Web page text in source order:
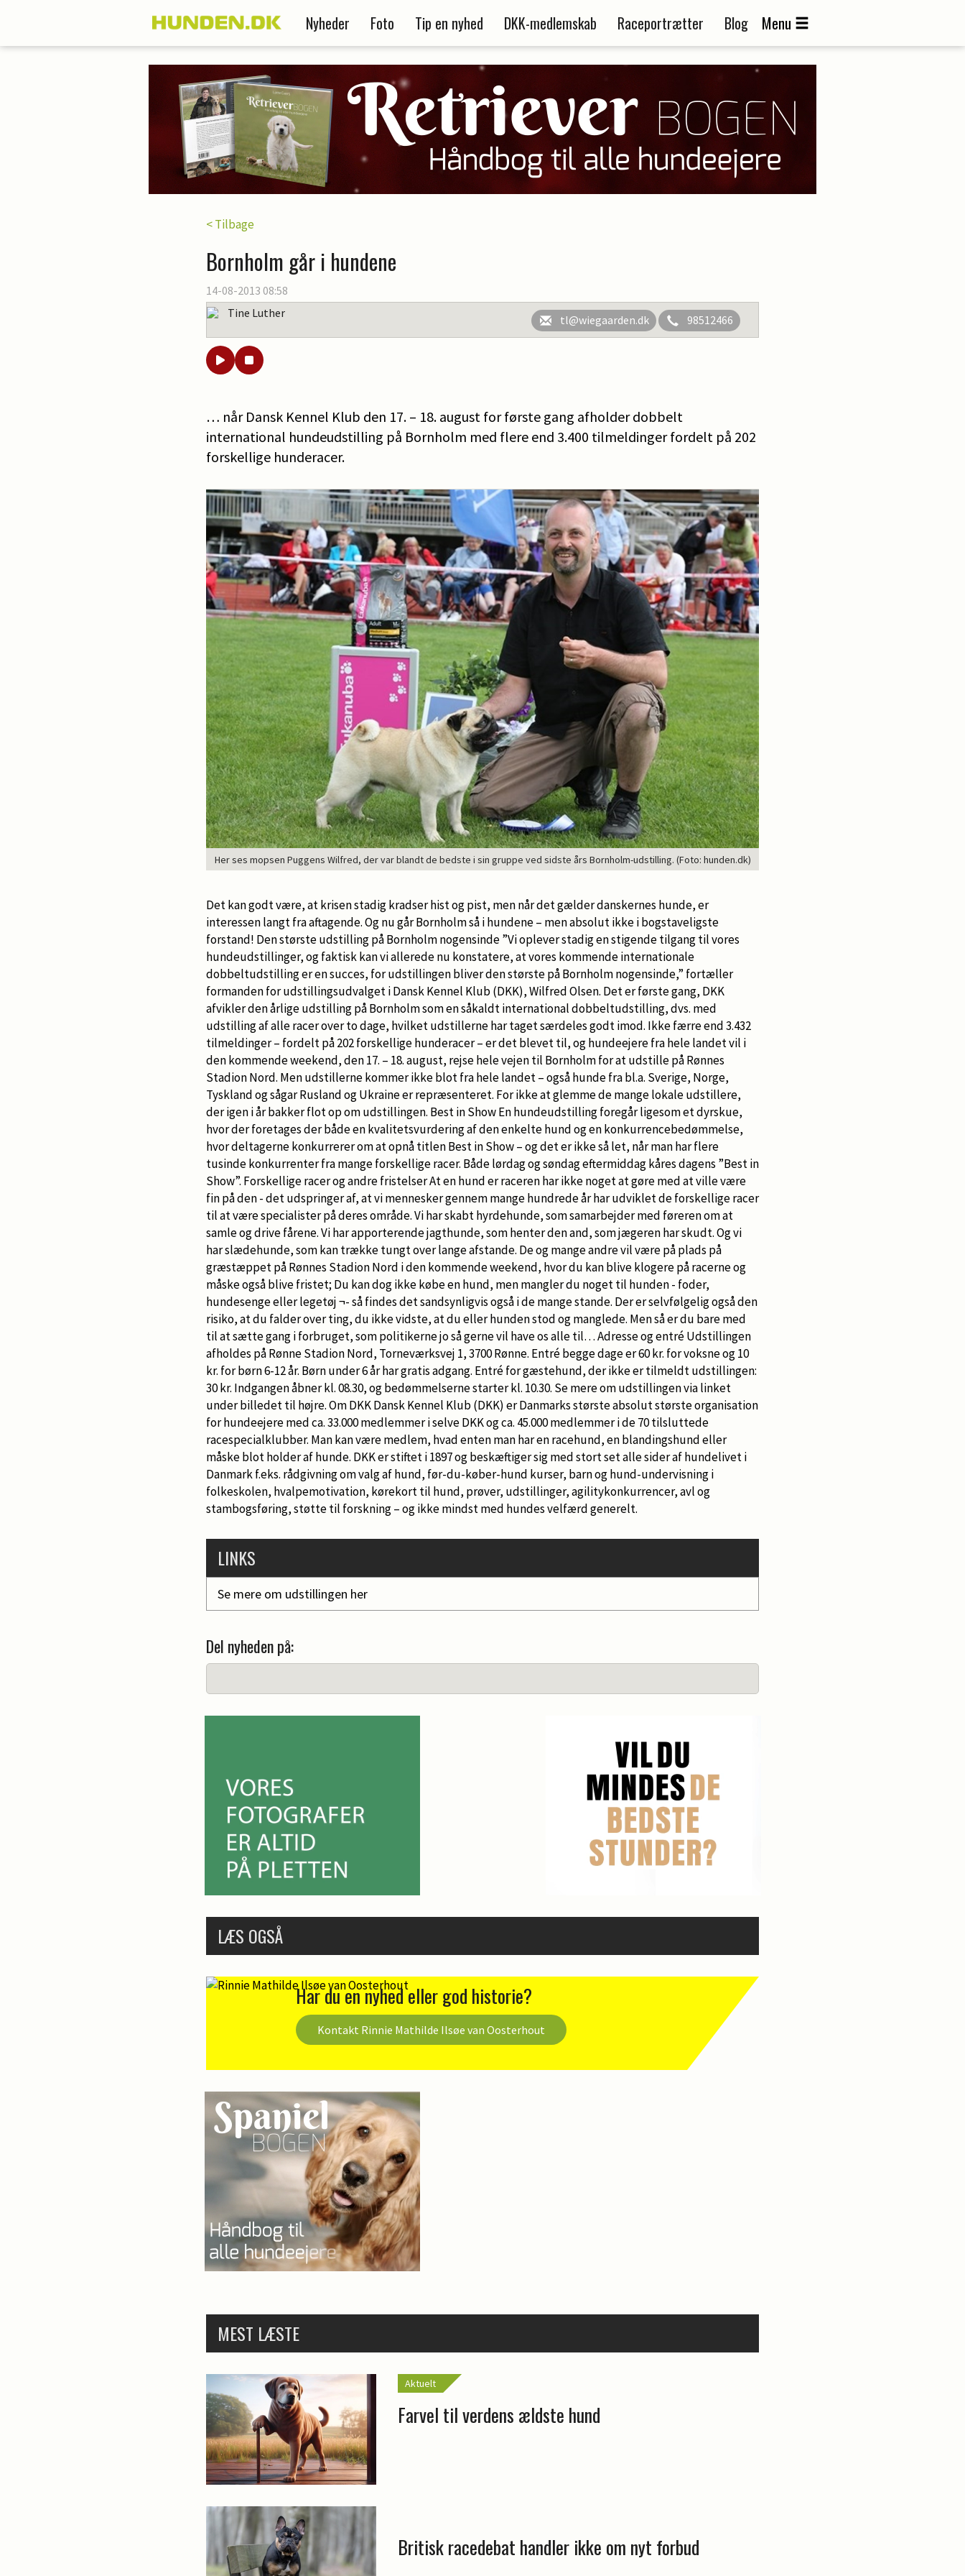
Nyheder Foto Tip en nyhed DKK-medlemskab Raceportrætter Blog Menu
< Tilbage
Bornholm går i hundene
14-08-2013 08:58
Tine Luther
tl@wiegaarden.dk 98512466
… når Dansk Kennel Klub den 17. – 18. august for første gang afholder dobbelt
international hundeudstilling på Bornholm med flere end 3.400 tilmeldinger fordelt på 202
forskellige hunderacer.
Her ses mopsen Puggens Wilfred, der var blandt de bedste i sin gruppe ved sidste års Bornholm-udstilling. (Foto: hunden.dk)
Det kan godt være, at krisen stadig kradser hist og pist, men når det gælder danskernes hunde, er
interessen langt fra aftagende. Og nu går Bornholm så i hundene – men absolut ikke i bogstaveligste
forstand! Den største udstilling på Bornholm nogensinde ”Vi oplever stadig en stigende tilgang til vores
hundeudstillinger, og faktisk kan vi allerede nu konstatere, at vores kommende internationale
dobbeltudstilling er en succes, for udstillingen bliver den største på Bornholm nogensinde,” fortæller
formanden for udstillingsudvalget i Dansk Kennel Klub (DKK), Wilfred Olsen. Det er første gang, DKK
afvikler den årlige udstilling på Bornholm som en såkaldt international dobbeltudstilling, dvs. med
udstilling af alle racer over to dage, hvilket udstillerne har taget særdeles godt imod. Ikke færre end 3.432
tilmeldinger – fordelt på 202 forskellige hunderacer – er det blevet til, og hundeejere fra hele landet vil i
den kommende weekend, den 17. – 18. august, rejse hele vejen til Bornholm for at udstille på Rønnes
Stadion Nord. Men udstillerne kommer ikke blot fra hele landet – også hunde fra bl.a. Sverige, Norge,
Tyskland og sågar Rusland og Ukraine er repræsenteret. For ikke at glemme de mange lokale udstillere,
der igen i år bakker flot op om udstillingen. Best in Show En hundeudstilling foregår ligesom et dyrskue,
hvor der foretages der både en kvalitetsvurdering af den enkelte hund og en konkurrencebedømmelse,
hvor deltagerne konkurrerer om at opnå titlen Best in Show – og det er ikke så let, når man har flere
tusinde konkurrenter fra mange forskellige racer. Både lørdag og søndag eftermiddag kåres dagens ”Best in
Show”. Forskellige racer og andre fristelser At en hund er raceren har ikke noget at gøre med at ville være
fin på den - det udspringer af, at vi mennesker gennem mange hundrede år har udviklet de forskellige racer
til at være specialister på deres område. Vi har skabt hyrdehunde, som samarbejder med føreren om at
samle og drive fårene. Vi har apporterende jagthunde, som henter den and, som jægeren har skudt. Og vi
har slædehunde, som kan trække tungt over lange afstande. De og mange andre vil være på plads på
græstæppet på Rønnes Stadion Nord i den kommende weekend, hvor du kan blive klogere på racerne og
måske også blive fristet; Du kan dog ikke købe en hund, men mangler du noget til hunden - foder,
hundesenge eller legetøj ¬- så findes det sandsynligvis også i de mange stande. Der er selvfølgelig også den
risiko, at du falder over ting, du ikke vidste, at du eller hunden stod og manglede. Men så er du bare med
til at sætte gang i forbruget, som politikerne jo så gerne vil have os alle til… Adresse og entré Udstillingen
afholdes på Rønne Stadion Nord, Torneværksvej 1, 3700 Rønne. Entré begge dage er 60 kr. for voksne og 10
kr. for børn 6-12 år. Børn under 6 år har gratis adgang. Entré for gæstehund, der ikke er tilmeldt udstillingen:
30 kr. Indgangen åbner kl. 08.30, og bedømmelserne starter kl. 10.30. Se mere om udstillingen via linket
under billedet til højre. Om DKK Dansk Kennel Klub (DKK) er Danmarks største absolut største organisation
for hundeejere med ca. 33.000 medlemmer i selve DKK og ca. 45.000 medlemmer i de 70 tilsluttede
racespecialklubber. Man kan være medlem, hvad enten man har en racehund, en blandingshund eller
måske blot holder af hunde. DKK er stiftet i 1897 og beskæftiger sig med stort set alle sider af hundelivet i
Danmark f.eks. rådgivning om valg af hund, før-du-køber-hund kurser, barn og hund-undervisning i
folkeskolen, hvalpemotivation, kørekort til hund, prøver, udstillinger, agilitykonkurrencer, avl og
stambogsføring, støtte til forskning – og ikke mindst med hundes velfærd generelt.
LINKS
Se mere om udstillingen her
Del nyheden på:
LÆS OGSÅ
Har du en nyhed eller god historie?
Kontakt Rinnie Mathilde Ilsøe van Oosterhout
MEST LÆSTE
Aktuelt
Farvel til verdens ældste hund
Britisk racedebat handler ikke om nyt forbud